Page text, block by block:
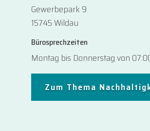
Gewerbepark 9
15745 Wildau
Bürosprechzeiten
Montag bis Donnerstag von
Zum Thema